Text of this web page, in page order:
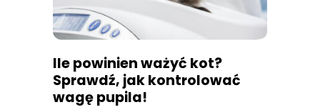
Ile powinien ważyć kot?
Sprawdź, jak kontrolować
wagę pupila!